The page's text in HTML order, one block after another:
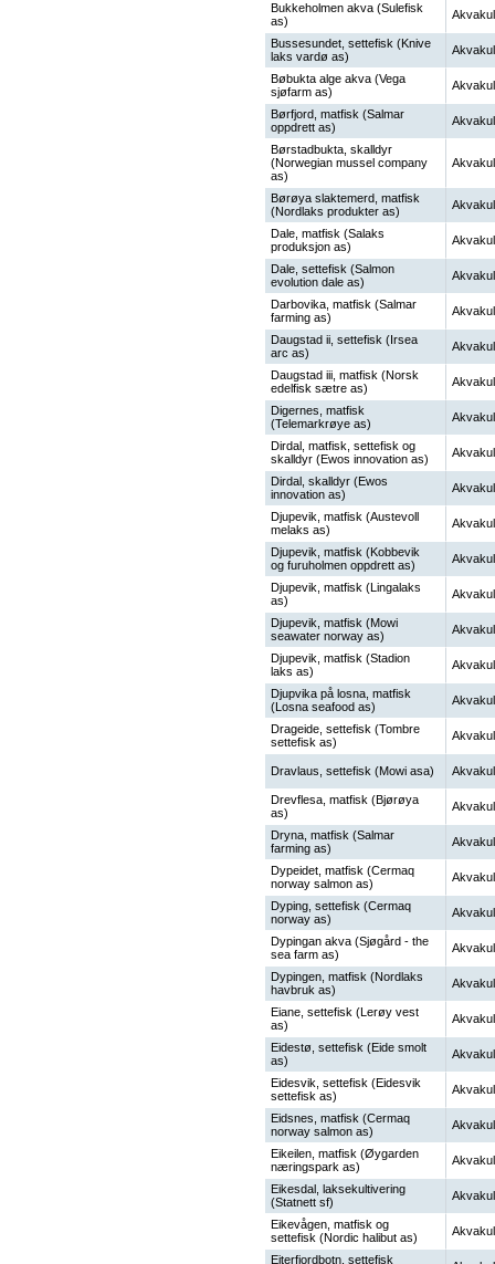
Bukkeholmen akva (Sulefisk
as)
Bussesundet, settefisk (Knive
laks vardø as)
Bøbukta alge akva (Vega
sjøfarm as)
Børfjord, matfisk (Salmar
oppdrett as)
Børstadbukta, skalldyr
(Norwegian mussel company
as)
Børøya slaktemerd, matfisk
(Nordlaks produkter as)
Dale, matfisk (Salaks
produksjon as)
Dale, settefisk (Salmon
evolution dale as)
Darbovika, matfisk (Salmar
farming as)
Daugstad ii, settefisk (Irsea
arc as)
Daugstad iii, matfisk (Norsk
edelfisk sætre as)
Digernes, matfisk
(Telemarkrøye as)
Dirdal, matfisk, settefisk og
skalldyr (Ewos innovation as)
Dirdal, skalldyr (Ewos
innovation as)
Djupevik, matfisk (Austevoll
melaks as)
Djupevik, matfisk (Kobbevik
og furuholmen oppdrett as)
Djupevik, matfisk (Lingalaks
as)
Djupevik, matfisk (Mowi
seawater norway as)
Djupevik, matfisk (Stadion
laks as)
Djupvika på losna, matfisk
(Losna seafood as)
Drageide, settefisk (Tombre
settefisk as)
Dravlaus, settefisk (Mowi asa)
Drevflesa, matfisk (Bjørøya
as)
Dryna, matfisk (Salmar
farming as)
Dypeidet, matfisk (Cermaq
norway salmon as)
Dyping, settefisk (Cermaq
norway as)
Dypingan akva (Sjøgård - the
sea farm as)
Dypingen, matfisk (Nordlaks
havbruk as)
Eiane, settefisk (Lerøy vest
as)
Eidestø, settefisk (Eide smolt
as)
Eidesvik, settefisk (Eidesvik
settefisk as)
Eidsnes, matfisk (Cermaq
norway salmon as)
Eikeilen, matfisk (Øygarden
næringspark as)
Eikesdal, laksekultivering
(Statnett sf)
Eikevågen, matfisk og
settefisk (Nordic halibut as)
Eiterfjordbotn, settefisk